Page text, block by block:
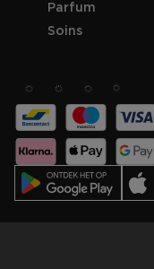
Parfum
Soins